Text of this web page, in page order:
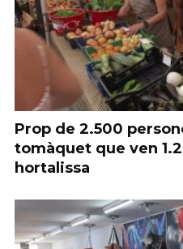
Prop de 2.500
tomàquet que ven
hortalissa